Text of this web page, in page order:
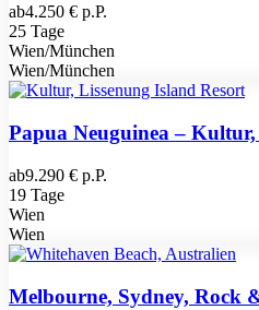
ab4.250 € p.P.
25 Tage
Wien/München
Wien/München
Papua Neuguinea –
ab9.290 € p.P.
19 Tage
Wien
Wien
Melbourne, Sydney, Rock